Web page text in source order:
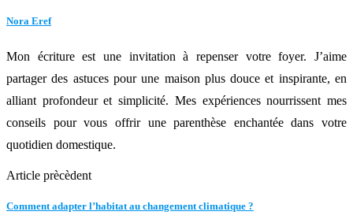
Nora Eref
Mon écriture est une invitation à repenser votre foyer. J’aime
partager des astuces pour une maison plus douce et inspirante, en
alliant profondeur et simplicité. Mes expériences nourrissent mes
conseils pour vous offrir une parenthèse enchantée dans votre
quotidien domestique.
Article prècèdent
Comment adapter l’habitat au changement climatique ?